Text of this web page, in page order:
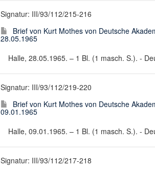
Signatur: III/93/112/215-216
Brief von Kurt Mothes von Deutsche
28.05.1965
Halle, 28.05.1965. – 1 Bl. (1 masch. S.). -
Signatur: III/93/112/219-220
Brief von Kurt Mothes von Deutsche
09.01.1965
Halle, 09.01.1965. – 1 Bl. (1 masch. S.). -
Signatur: III/93/112/217-218